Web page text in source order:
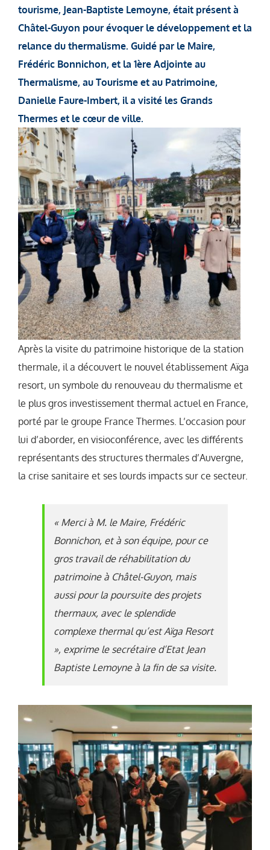
tourisme, Jean-Baptiste Lemoyne, était présent à
Châtel-Guyon pour évoquer le développement et la
relance du thermalisme. Guidé par le Maire,
Frédéric Bonnichon, et la 1ère Adjointe au
Thermalisme, au Tourisme et au Patrimoine,
Danielle Faure-Imbert, il a visité les Grands
Thermes et le cœur de ville.
Après la visite du patrimoine historique de la station
thermale, il a découvert le nouvel établissement Aïga
resort, un symbole du renouveau du thermalisme et
le plus gros investissement thermal actuel en France,
porté par le groupe France Thermes. L’occasion pour
lui d’aborder, en visioconférence, avec les différents
représentants des structures thermales d’Auvergne,
la crise sanitaire et ses lourds impacts sur ce secteur.
« Merci à M. le Maire, Frédéric
Bonnichon, et à son équipe, pour ce
gros travail de réhabilitation du
patrimoine à Châtel-Guyon, mais
aussi pour la poursuite des projets
thermaux, avec le splendide
complexe thermal qu’est Aïga Resort
», exprime le secrétaire d’Etat Jean
Baptiste Lemoyne à la fin de sa visite.